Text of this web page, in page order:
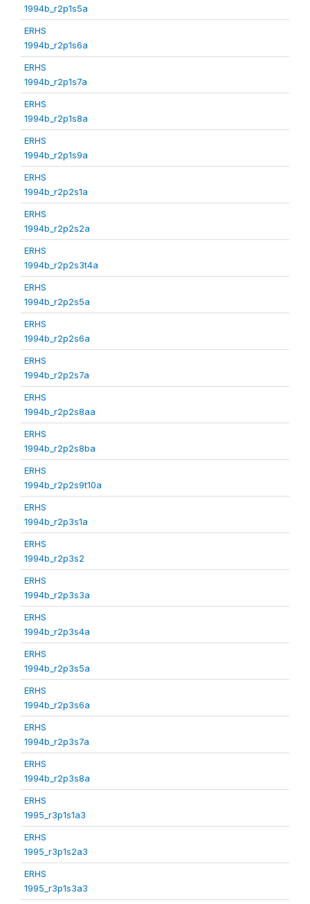
1994b_r2p1s5a
ERHS
1994b_r2p1s6a
ERHS
1994b_r2p1s7a
ERHS
1994b_r2p1s8a
ERHS
1994b_r2p1s9a
ERHS
1994b_r2p2s1a
ERHS
1994b_r2p2s2a
ERHS
1994b_r2p2s3t4a
ERHS
1994b_r2p2s5a
ERHS
1994b_r2p2s6a
ERHS
1994b_r2p2s7a
ERHS
1994b_r2p2s8aa
ERHS
1994b_r2p2s8ba
ERHS
1994b_r2p2s9t10a
ERHS
1994b_r2p3s1a
ERHS
1994b_r2p3s2
ERHS
1994b_r2p3s3a
ERHS
1994b_r2p3s4a
ERHS
1994b_r2p3s5a
ERHS
1994b_r2p3s6a
ERHS
1994b_r2p3s7a
ERHS
1994b_r2p3s8a
ERHS
1995_r3p1s1a3
ERHS
1995_r3p1s2a3
ERHS
1995_r3p1s3a3